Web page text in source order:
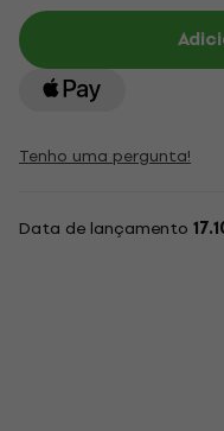
Tenho uma pergunta!
Data de lançamento